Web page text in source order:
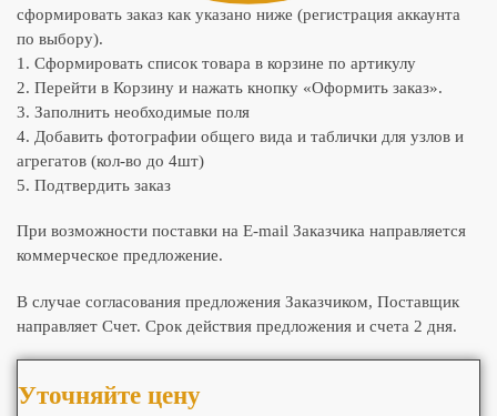
сформировать заказ как указано ниже (регистрация аккаунта
по выбору).
1. Сформировать список товара в корзине по артикулу
2. Перейти в Корзину и нажать кнопку «Оформить заказ».
3. Заполнить необходимые поля
4. Добавить фотографии общего вида и таблички для узлов и
агрегатов (кол-во до 4шт)
5. Подтвердить заказ
При возможности поставки на E-mail Заказчика направляется
коммерческое предложение.
В случае согласования предложения Заказчиком, Поставщик
направляет Счет. Срок действия предложения и счета 2 дня.
Уточняйте цену